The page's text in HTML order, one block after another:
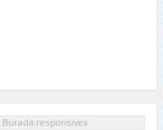
Burada:responsivex